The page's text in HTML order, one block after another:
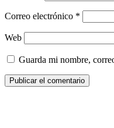
Correo electrónico *
Web
Guarda mi nombre,